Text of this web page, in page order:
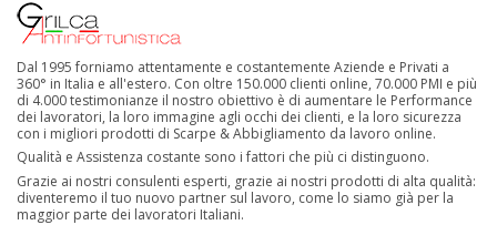
Dal 1995 forniamo attentamente e costantemente Aziende e Privati a
360° in Italia e all'estero. Con oltre 150.000 clienti online, 70.000 PMI e più
di 4.000 testimonianze il nostro obiettivo è di aumentare le Performance
dei lavoratori, la loro immagine agli occhi dei clienti, e la loro sicurezza
con i migliori prodotti di Scarpe & Abbigliamento da lavoro online.
Qualità e Assistenza costante sono i fattori che più ci distinguono.
Grazie ai nostri consulenti esperti, grazie ai nostri prodotti di alta qualità:
diventeremo il tuo nuovo partner sul lavoro, come lo siamo già per la
maggior parte dei lavoratori Italiani.